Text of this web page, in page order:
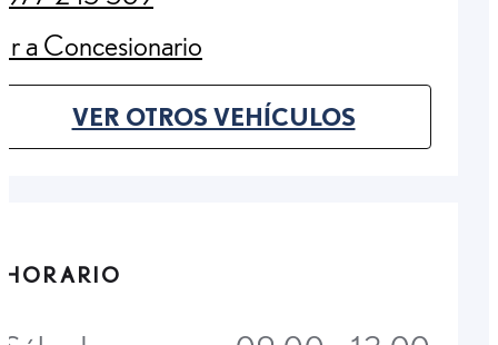
(Opens in new tab)
Ir a Concesionario
(Opens in new tab)
VER OTROS VEHÍCULOS
(OPENS IN NEW TAB)
HORARIO